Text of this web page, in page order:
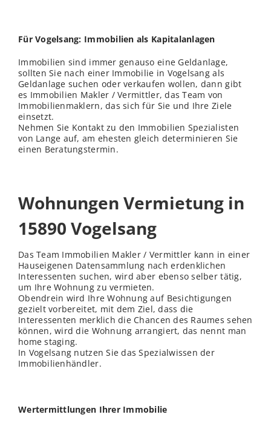
Für Vogelsang: Immobilien als Kapitalanlagen
Immobilien sind immer genauso eine Geldanlage,
sollten Sie nach einer Immobilie in Vogelsang als
Geldanlage suchen oder verkaufen wollen, dann gibt
es Immobilien Makler / Vermittler, das Team von
Immobilienmaklern, das sich für Sie und Ihre Ziele
einsetzt.
Nehmen Sie Kontakt zu den Immobilien Spezialisten
von Lange auf, am ehesten gleich determinieren Sie
einen Beratungstermin.
Wohnungen Vermietung in
15890 Vogelsang
Das Team Immobilien Makler / Vermittler kann in einer
Hauseigenen Datensammlung nach erdenklichen
Interessenten suchen, wird aber ebenso selber tätig,
um Ihre Wohnung zu vermieten.
Obendrein wird Ihre Wohnung auf Besichtigungen
gezielt vorbereitet, mit dem Ziel, dass die
Interessenten merklich die Chancen des Raumes sehen
können, wird die Wohnung arrangiert, das nennt man
home staging.
In Vogelsang nutzen Sie das Spezialwissen der
Immobilienhändler.
Wertermittlungen Ihrer Immobilie